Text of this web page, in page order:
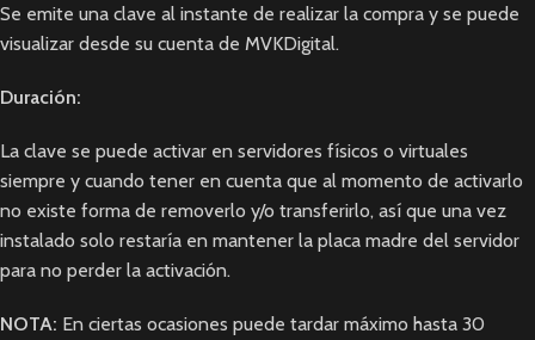
Se emite una clave al instante de realizar la compra y se puede
visualizar desde su cuenta de MVKDigital.
Duración:
La clave se puede activar en servidores físicos o virtuales
siempre y cuando tener en cuenta que al momento de activarlo
no existe forma de removerlo y/o transferirlo, así que una vez
instalado solo restaría en mantener la placa madre del servidor
para no perder la activación.
NOTA: En ciertas ocasiones puede tardar máximo hasta 30